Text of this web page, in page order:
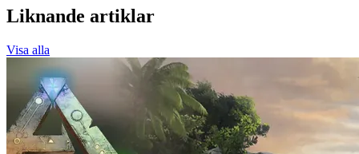
Liknande artiklar
Visa alla